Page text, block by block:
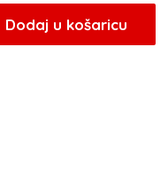
Dodaj u košaricu